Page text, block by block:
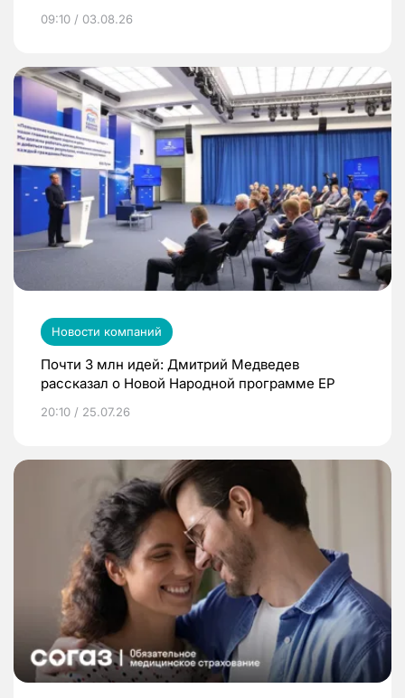
09:10 / 03.08.26
Новости компаний
Почти 3 млн идей: Дмитрий Медведев
рассказал о Новой Народной программе ЕР
20:10 / 25.07.26